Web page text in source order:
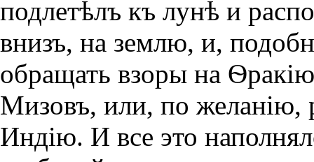
подлетѣлъ къ лунѣ и
внизъ, на землю, и,
обращать взоры на
Мизовъ, или, по желанiю,
Индiю. И все это